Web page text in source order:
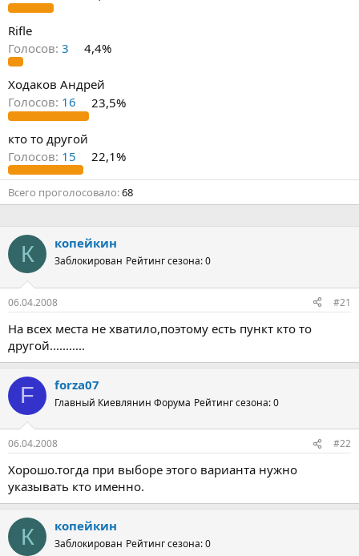
Rifle
Голосов: 3 4,4%
Ходаков Андрей
Голосов: 16 23,5%
кто то другой
Голосов: 15 22,1%
Всего проголосовало 68
К копейкин
Заблокирован Рейтинг сезона: 0
06.04.2008 #21
На всех места не хватило,поэтому есть пункт кто то
другой...........
F forza07
Главный Киевлянин Форума Рейтинг сезона: 0
06.04.2008 #22
Хорошо.тогда при выборе этого варианта нужно
указывать кто именно.
К копейкин
Заблокирован Рейтинг сезона: 0